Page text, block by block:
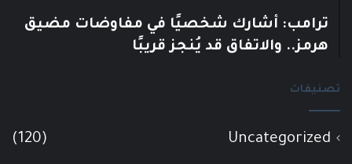
ترامب: أشارك شخصيًا في مفاوضات مضيق
هرمز.. والاتفاق قد يُنجز قريبًا
تصنيفات
Uncategorized
(120)